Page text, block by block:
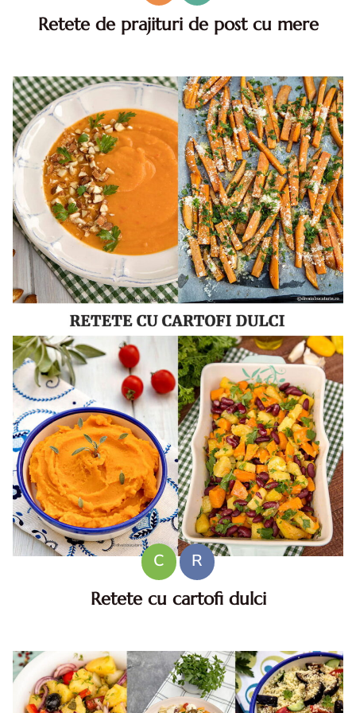
Retete de prajituri de post cu mere
renuntat la consumul de lactate si oua pentru alte motive,
aces...
C
R
Retete cu cartofi dulci
dulci de post. cartofi dulci retete